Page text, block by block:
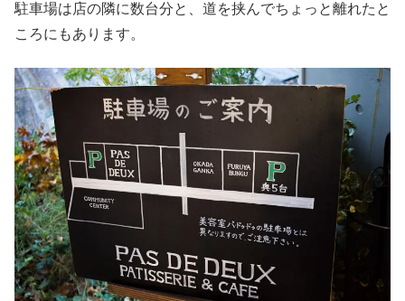
駐車場は店の隣に数台分と、道を挟んでちょっと離れたと
ころにもあります。